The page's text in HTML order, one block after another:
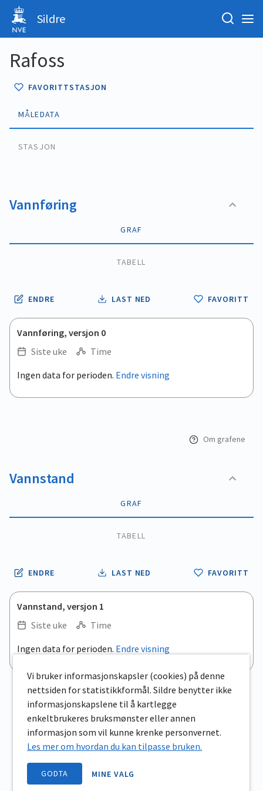
Sildre
Rafoss
FAVORITTSTASJON
MÅLEDATA
STASJON
Vannføring
GRAF
TABELL
ENDRE LAST NED FAVORITT
Vannføring, versjon 0
Siste uke
Time
.
View as data table, .
Ingen data for perioden. Endre visning
Om grafene
Vannstand
GRAF
TABELL
ENDRE LAST NED FAVORITT
Vannstand, versjon 1
Siste uke
Time
.
View as data table, .
Ingen data for perioden. Endre visning
Vi bruker informasjonskapsler (cookies) på denne
nettsiden for statistikkformål. Sildre benytter ikke
informasjonskapslene til å kartlegge
enkeltbrukeres bruksmønster eller annen
informasjon som vil kunne krenke personvernet.
Les mer om hvordan du kan tilpasse bruken.
GODTA MINE VALG